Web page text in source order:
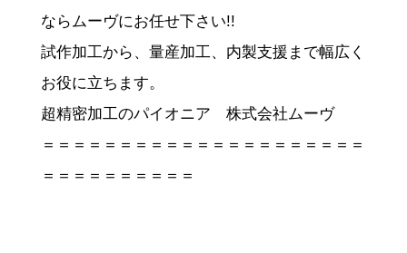
ならムーヴにお任せ下さい!!
試作加工から、量産加工、内製支援まで幅広く
お役に立ちます。
超精密加工のパイオニア 株式会社ムーヴ
＝＝＝＝＝＝＝＝＝＝＝＝＝＝＝＝＝＝＝＝＝
＝＝＝＝＝＝＝＝＝＝